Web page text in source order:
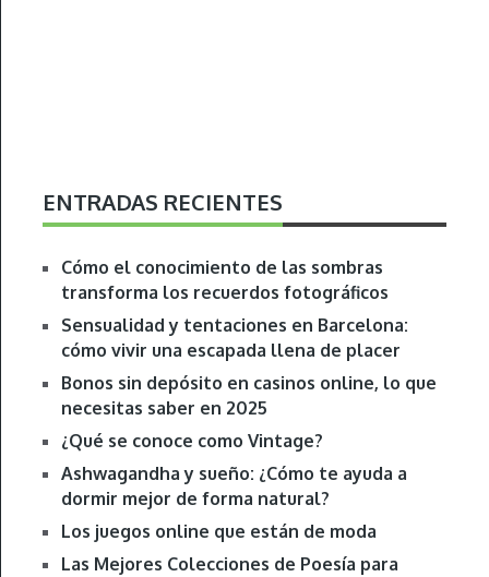
ENTRADAS RECIENTES
Cómo el conocimiento de las sombras
transforma los recuerdos fotográficos
Sensualidad y tentaciones en Barcelona:
cómo vivir una escapada llena de placer
Bonos sin depósito en casinos online, lo que
necesitas saber en 2025
¿Qué se conoce como Vintage?
Ashwagandha y sueño: ¿Cómo te ayuda a
dormir mejor de forma natural?
Los juegos online que están de moda
Las Mejores Colecciones de Poesía para